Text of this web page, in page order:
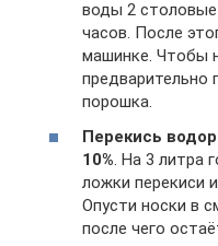
воды 2 столовые
часов. После
машинке. Чтобы
предварительно
порошка.
Перекись
10% . На 3 литра
ложки перекиси
Опусти носки в
после чего